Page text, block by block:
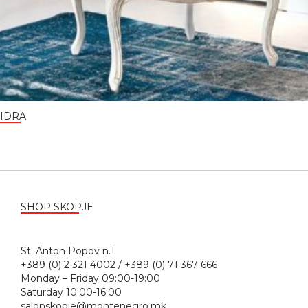
IDRA
SHOP SKOPJE
St. Anton Popov n.1
+389 (0) 2 321 4002 / +389 (0) 71 367 666
Monday – Friday 09:00-19:00
Saturday 10:00-16:00